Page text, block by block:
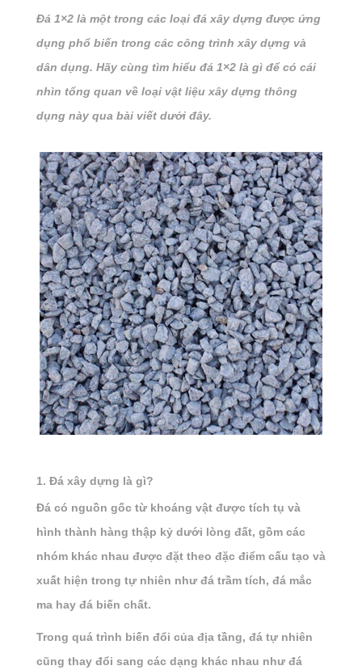
Đá 1×2 là một trong các loại đá xây dựng được ứng
dụng phổ biến trong các công trình xây dựng và
dân dụng. Hãy cùng tìm hiểu đá 1×2 là gì để có cái
nhìn tổng quan về loại vật liệu xây dựng thông
dụng này qua bài viết dưới đây.
1. Đá xây dựng là gì?
Đá có nguồn gốc từ khoáng vật được tích tụ và
hình thành hàng thập kỷ dưới lòng đất, gồm các
nhóm khác nhau được đặt theo đặc điểm cấu tạo và
xuất hiện trong tự nhiên như đá trầm tích, đá mắc
ma hay đá biến chất.
Trong quá trình biến đổi của địa tầng, đá tự nhiên
cũng thay đổi sang các dạng khác nhau như đá